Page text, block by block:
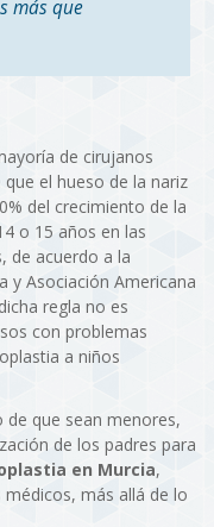
más que
de cirujanos
el hueso de la nariz
del crecimiento de la
o 15 años en las
de acuerdo a la
y Asociación Americana
regla no es
con problemas
a niños
de que sean menores,
de los padres para
en Murcia,
más allá de lo